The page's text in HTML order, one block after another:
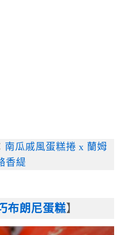
南瓜戚風蛋糕捲 x 蘭姆
香緹
布朗尼蛋糕】